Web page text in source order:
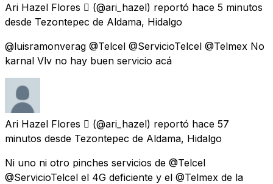
Ari Hazel Flores  (@ari_hazel) reportó hace 5 minutos
desde Tezontepec de Aldama, Hidalgo
@luisramonverag @Telcel @ServicioTelcel @Telmex No
karnal Vlv no hay buen servicio acá
Ari Hazel Flores  (@ari_hazel) reportó hace 57
minutos desde Tezontepec de Aldama, Hidalgo
Ni uno ni otro pinches servicios de @Telcel
@ServicioTelcel el 4G deficiente y el @Telmex de la